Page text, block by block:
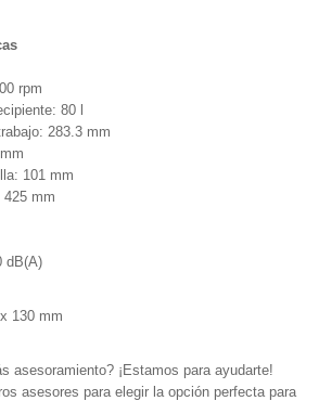
rpm
80 l
283.3 mm
101 mm
425 mm
dB(A)
130 mm
asesoramiento? ¡Estamos para ayudarte!
asesores para elegir la opción perfecta para